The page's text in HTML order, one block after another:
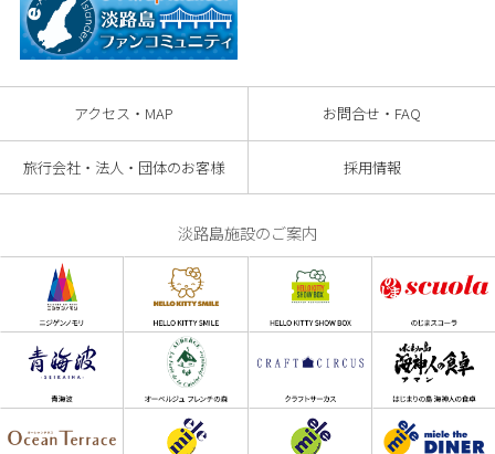
アクセス・MAP お問合せ・FAQ
旅行会社・法人・団体のお客様 採用情報
淡路島施設のご案内